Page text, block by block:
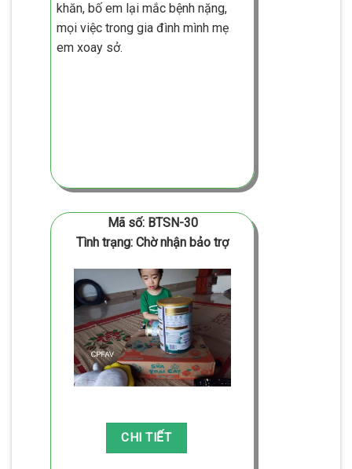
khăn, bố em lại mắc bệnh nặng,
mọi việc trong gia đình mình mẹ
em xoay sở.
Mã số: BTSN-30
Tình trạng: Chờ nhận bảo trợ